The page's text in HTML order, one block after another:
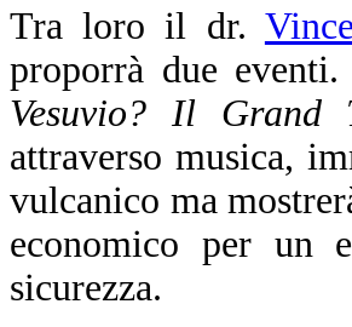
Tra loro il dr.
proporrà due
Vesuvio? Il Grand
attraverso musica,
vulcanico ma
economico per un
sicurezza.